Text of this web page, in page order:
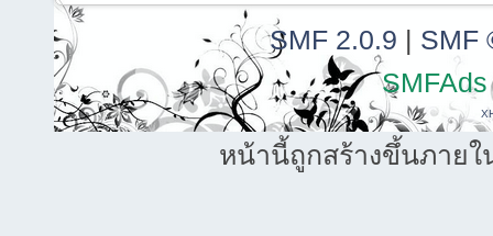
SMF 2.0.9 | SMF
SMFAds
หน้านี้ถูกสร้างขึ้นภายใ